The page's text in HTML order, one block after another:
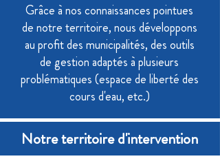
Grâce à nos connaissances pointues
de notre territoire, nous développons
au profit des municipalités, des outils
de gestion adaptés à plusieurs
problématiques (espace de liberté des
cours d'eau, etc.)
Notre territoire d'intervention